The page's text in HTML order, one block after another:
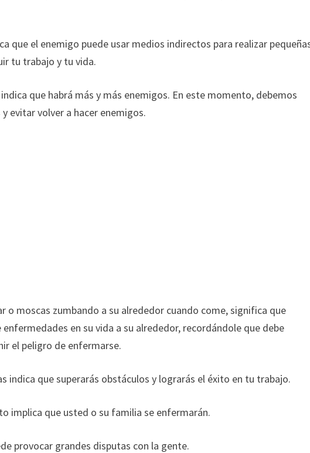
que el enemigo puede usar medios indirectos para realizar
tu trabajo y tu vida.
que habrá más y más enemigos. En este momento, debemos
evitar volver a hacer enemigos.
o moscas zumbando a su alrededor cuando come, significa que
en su vida a su alrededor, recordándole que debe
el peligro de enfermarse.
indica que superarás obstáculos y lograrás el éxito en tu trabajo.
implica que usted o su familia se enfermarán.
provocar grandes disputas con la gente.